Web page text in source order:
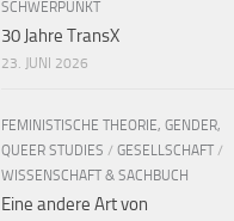
SCHWERPUNKT
30 Jahre TransX
23. JUNI 2026
FEMINISTISCHE THEORIE, GENDER,
QUEER STUDIES / GESELLSCHAFT /
WISSENSCHAFT & SACHBUCH
Eine andere Art von